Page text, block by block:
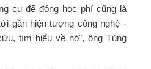
cụ để đóng học phí cũng là
gần hiện tượng công nghệ -
tìm hiểu về nó", ông Tùng